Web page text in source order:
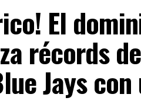
El
récords
Jays